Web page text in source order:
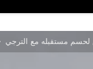
مستقبله مع الترجي